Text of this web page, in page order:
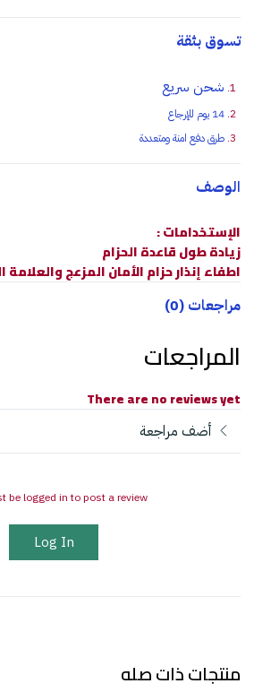
تسوق بثقة
شحن سريع
14 يوم للإرجاع
طرق دفع امنة ومتعددة
الوصف
الإستخدامات :
زيادة طول قاعدة الحزام
اطفاء إنذار حزام الأمان المزعج والعلامة
مراجعات (0)
المراجعات
There are no reviews yet
أضف مراجعة
be logged in to post a review
Log In
منتجات ذات صله